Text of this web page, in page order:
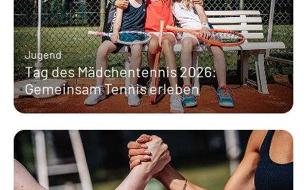
Jugend
Tag des Mädchentennis 2026:
Gemeinsam Tennis erleben